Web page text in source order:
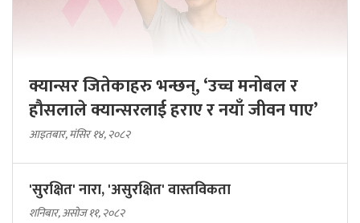
क्यान्सर जितेकाहरु भन्छन्, ‘उच्च मनोबल र
हौसलाले क्यान्सरलाई हराए र नयाँ जीवन पाए’
आइतबार, मंसिर १४, २०८२
'सुरक्षित' नारा, 'असुरक्षित' वास्तविकता
शनिबार, असोज ११, २०८२